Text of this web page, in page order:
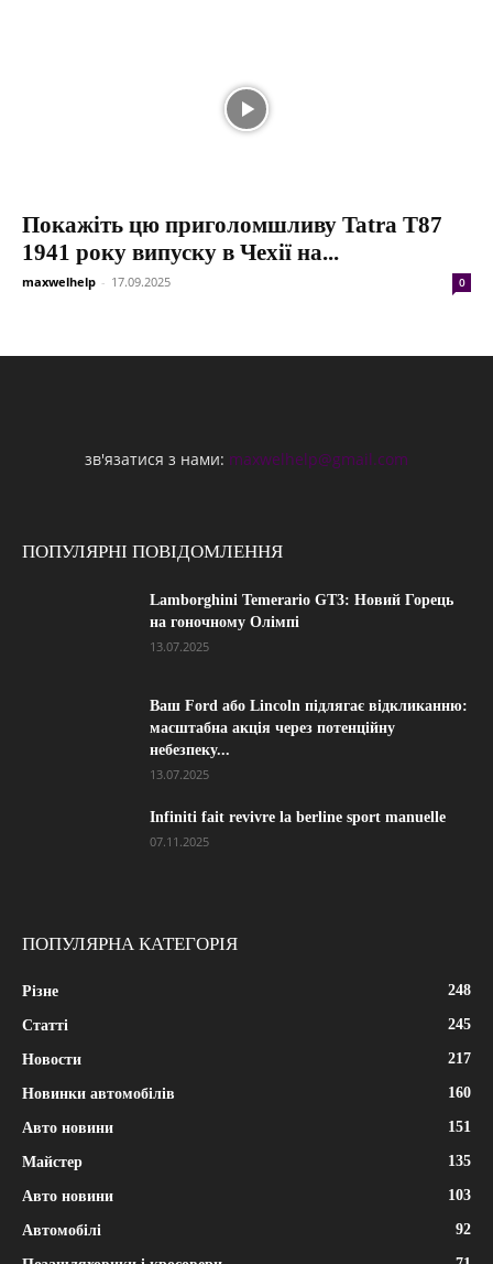
Покажіть цю приголомшливу Tatra T87
1941 року випуску в Чехії на...
maxwelhelp - 17.09.2025 0
зв'язатися з нами: maxwelhelp@gmail.com
ПОПУЛЯРНІ ПОВІДОМЛЕННЯ
Lamborghini Temerario GT3: Новий Горець
на гоночному Олімпі
13.07.2025
Ваш Ford або Lincoln підлягає відкликанню:
масштабна акція через потенційну
небезпеку...
13.07.2025
Infiniti fait revivre la berline sport manuelle
07.11.2025
ПОПУЛЯРНА КАТЕГОРІЯ
Різне 248
Статті 245
Новости 217
Новинки автомобілів 160
Авто новини 151
Майстер 135
Авто новини 103
Автомобілі 92